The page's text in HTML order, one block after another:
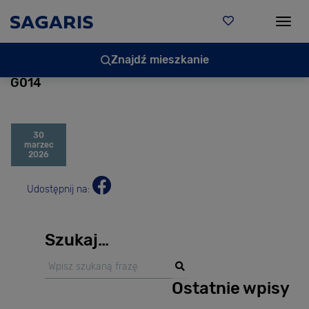
Znajdź mieszkanie
G014
30
marzec
2026
Udostępnij na:
Szukaj…
Ostatnie wpisy